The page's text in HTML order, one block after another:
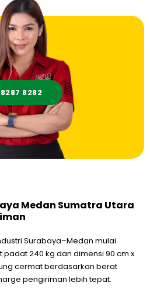
8282
Medan Sumatra Utara
Surabaya–Medan mulai
padat 240 kg dan dimensi 90 cm x
cermat berdasarkan berat
pengiriman lebih tepat.